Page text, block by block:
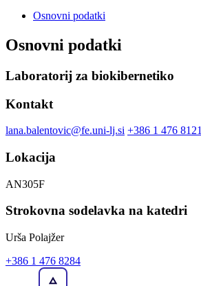
Osnovni podatki
Osnovni podatki
Laboratorij za biokibernetiko
Kontakt
lana.balentovic@fe.uni-lj.si +386 1 476 8121
Lokacija
AN305F
Strokovna sodelavka na katedri
Urša Polajžer
+386 1 476 8284